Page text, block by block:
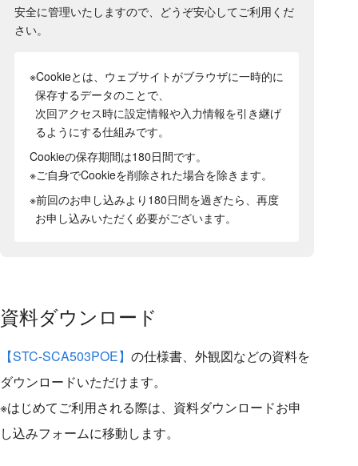
安全に管理いたしますので、どうぞ安心してご利用くだ
さい。
※Cookieとは、ウェブサイトがブラウザに一時的に
保存するデータのことで、
次回アクセス時に設定情報や入力情報を引き継げ
るようにする仕組みです。
Cookieの保存期間は180日間です。
※ご自身でCookieを削除された場合を除きます。
※前回のお申し込みより180日間を過ぎたら、再度
お申し込みいただく必要がございます。
資料ダウンロード
【STC-SCA503POE】 の仕様書、外観図などの資料を
ダウンロードいただけます。
※はじめてご利用される際は、資料ダウンロードお申
し込みフォームに移動します。